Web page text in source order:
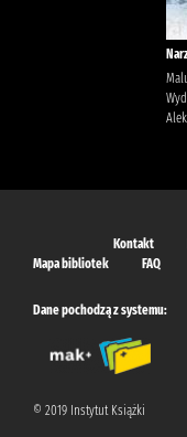
Kontakt
Mapa bibliotek
FAQ
Dane pochodzą z systemu:
© 2019 Instytut Książki